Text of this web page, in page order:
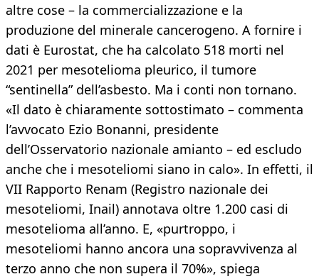
altre cose – la commercializzazione e la
produzione del minerale cancerogeno. A fornire i
dati è Eurostat, che ha calcolato 518 morti nel
2021 per mesotelioma pleurico, il tumore
“sentinella” dell’asbesto. Ma i conti non tornano.
«Il dato è chiaramente sottostimato – commenta
l’avvocato Ezio Bonanni, presidente
dell’Osservatorio nazionale amianto – ed escludo
anche che i mesoteliomi siano in calo». In effetti, il
VII Rapporto Renam (Registro nazionale dei
mesoteliomi, Inail) annotava oltre 1.200 casi di
mesotelioma all’anno. E, «purtroppo, i
mesoteliomi hanno ancora una sopravvivenza al
terzo anno che non supera il 70%», spiega